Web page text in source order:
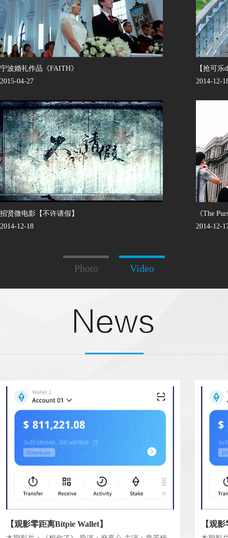
宁波婚礼作品《FAITH》
2015-04-27
【抢可乐
2014-12-
招贤微电影【不许请假】
2014-12-18
《The
2014-12-
Photo Video
【观影零距离Bitpie Wallet】 【观